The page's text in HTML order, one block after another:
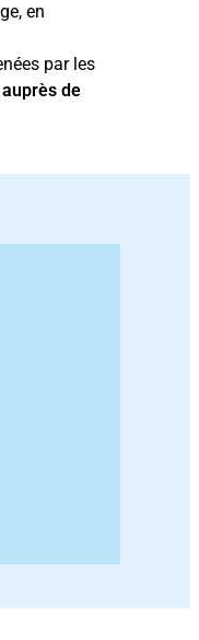
en
par les
de